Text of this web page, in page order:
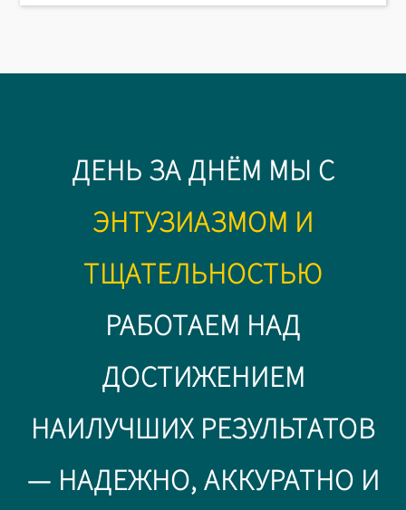
ДЕНЬ ЗА ДНЁМ МЫ С
ЭНТУЗИАЗМОМ И
ТЩАТЕЛЬНОСТЬЮ
РАБОТАЕМ НАД
ДОСТИЖЕНИЕМ
НАИЛУЧШИХ РЕЗУЛЬТАТОВ
— НАДЕЖНО, АККУРАТНО И